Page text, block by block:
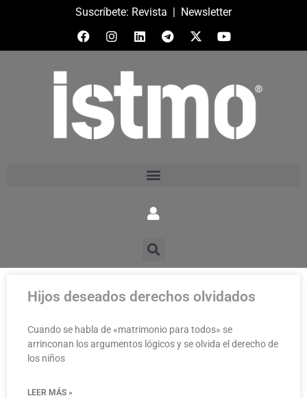
Suscríbete: Revista | Newsletter
Hijos deseados derechos olvidados
Cuando se habla de «matrimonio para todos» se
arrinconan los argumentos lógicos y se olvida el derecho de
los niños
LEER MÁS »